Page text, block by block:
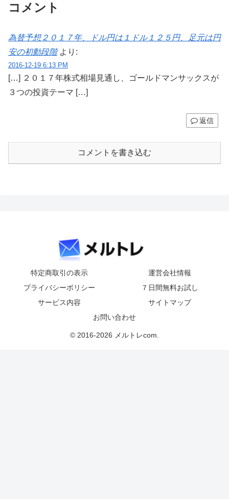
コメント
為替予想２０１７年、ドル円は１ドル１２５円、足元は円
安の初動段階 より:
2016-12-19 6:13 PM
[…] ２０１７年株式相場見通し、ゴールドマンサックスが
３つの投資テーマ […]
返信
コメントを書き込む
特定商取引の表示
運営会社情報
プライバシーポリシー
７日間無料お試し
サービス内容
サイトマップ
お問い合わせ
© 2016-2026 メルトレcom.